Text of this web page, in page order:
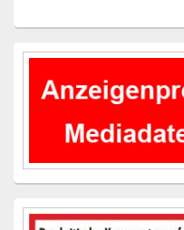
Primärer
Widgetbereich